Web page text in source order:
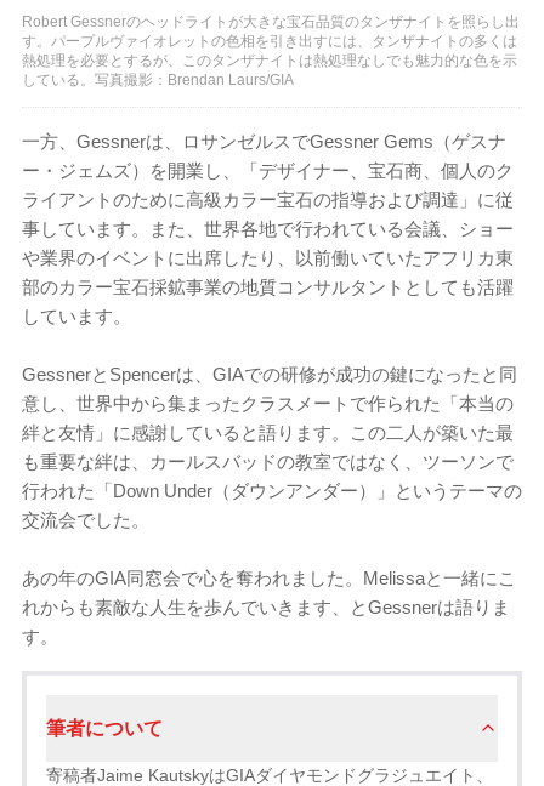
Robert Gessnerのヘッドライトが大きな宝石品質のタンザナイトを照らし出
す。パープルヴァイオレットの色相を引き出すには、タンザナイトの多くは
熱処理を必要とするが、このタンザナイトは熱処理なしでも魅力的な色を示
している。写真撮影：Brendan Laurs/GIA
一方、Gessnerは、ロサンゼルスでGessner Gems（ゲスナ
ー・ジェムズ）を開業し、「デザイナー、宝石商、個人のク
ライアントのために高級カラー宝石の指導および調達」に従
事しています。また、世界各地で行われている会議、ショー
や業界のイベントに出席したり、以前働いていたアフリカ東
部のカラー宝石採鉱事業の地質コンサルタントとしても活躍
しています。
GessnerとSpencerは、GIAでの研修が成功の鍵になったと同
意し、世界中から集まったクラスメートで作られた「本当の
絆と友情」に感謝していると語ります。この二人が築いた最
も重要な絆は、カールスバッドの教室ではなく、ツーソンで
行われた「Down Under（ダウンアンダー）」というテーマの
交流会でした。
あの年のGIA同窓会で心を奪われました。Melissaと一緒にこ
れからも素敵な人生を歩んでいきます、とGessnerは語りま
す。
筆者について
寄稿者Jaime KautskyはGIAダイヤモンドグラジュエイト、